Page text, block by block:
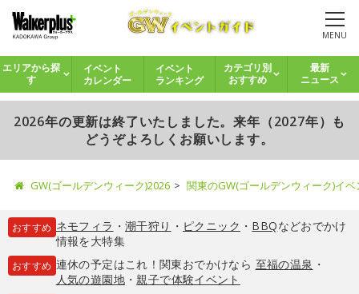
MENU
エリアから探
す
イベント
カレンダー
イベント
ランキング
カテゴリ別
おすすめ
最新
ニュース
2026年の更新は終了いたしました。来年（2027年）も
どうぞよろしくお願いします。
GW(ゴールデンウィーク)2026 関東のGW(ゴールデンウィーク)イ
おすすめ ネモフィラ ・ 潮干狩り ・ ピクニック ・ BBQなどおでかけ
情報を大特集
おすすめ 連休の予定はこれ！関東おでかけなら 至福の温泉 ・
人気の遊園地・親子で体験イベント